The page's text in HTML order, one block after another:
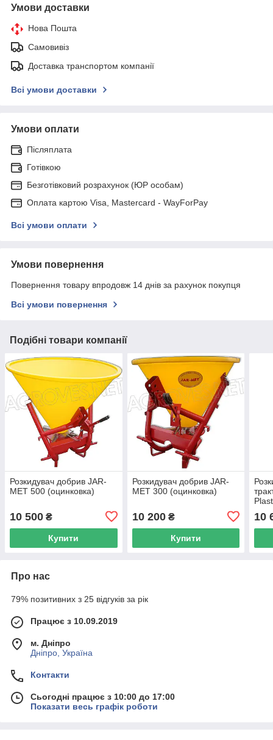
Умови доставки
Нова Пошта
Самовивіз
Доставка транспортом компанії
Всі умови доставки
Умови оплати
Післяплата
Готівкою
Безготівковий розрахунок (ЮР особам)
Оплата картою Visa, Mastercard - WayForPay
Всі умови оплати
Умови повернення
Повернення товару впродовж 14 днів за рахунок покупця
Всі умови повернення
Подібні товари компанії
Розкидувач добрив JAR-
MET 500 (оцинковка)
10 500 ₴
Купити
Розкидувач добрив JAR-
MET 300 (оцинковка)
10 200₴
Купити
10
Про нас
79% позитивних з 25 відгуків за рік
Працює з 10.09.2019
м. Дніпро
Дніпро, Україна
Контакти
Сьогодні працює з 10:00 до 17:00
Показати весь графік роботи